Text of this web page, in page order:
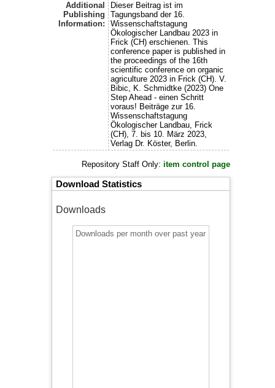
Additional
Publishing
Information:
Dieser Beitrag ist im
Tagungsband der 16.
Wissenschaftstagung
Ökologischer Landbau 2023 in
Frick (CH) erschienen. This
conference paper is published in
the proceedings of the 16th
scientific conference on organic
agriculture 2023 in Frick (CH). V.
Bibic, K. Schmidtke (2023) One
Step Ahead - einen Schritt
voraus! Beiträge zur 16.
Wissenschaftstagung
Ökologischer Landbau, Frick
(CH), 7. bis 10. März 2023,
Verlag Dr. Köster, Berlin.
Repository Staff Only: item control page
Download Statistics
Downloads
Downloads per month over past year